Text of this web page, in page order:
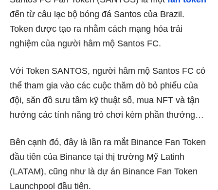
đến từ câu lạc bộ bóng đá Santos của Brazil.
Token được tạo ra nhằm cách mạng hóa trải
nghiệm của người hâm mộ Santos FC.
Với Token SANTOS, người hâm mộ Santos FC có
thể tham gia vào các cuộc thăm dò bỏ phiếu của
đội, săn đồ sưu tầm kỹ thuật số, mua NFT và tận
hưởng các tính năng trò chơi kèm phần thưởng…
Bên cạnh đó, đây là lần ra mắt Binance Fan Token
đầu tiên của Binance tại thị trường Mỹ Latinh
(LATAM), cũng như là dự án Binance Fan Token
Launchpool đầu tiên.